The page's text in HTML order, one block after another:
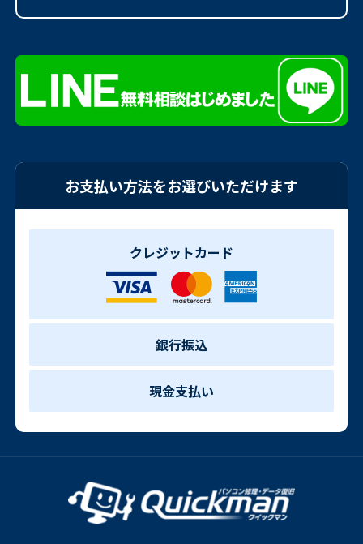
お支払い方法をお選びいただけます
クレジットカード
銀行振込
現金支払い